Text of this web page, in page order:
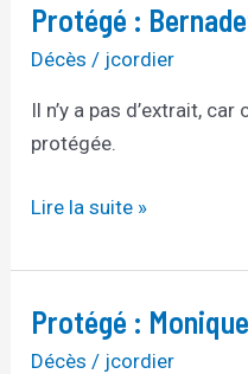
Protégé :
Décès / jcordier
Il n’y a pas d’extrait,
protégée.
Protégé :
Bernadette
–
fr
Lire la suite »
Protégé :
Décès / jcordier
Protégé :
Monique